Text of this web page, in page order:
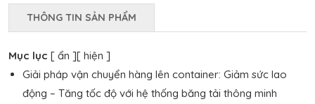
THÔNG TIN SẢN PHẨM
Mục lục [ ẩn ][ hiện ]
Giải pháp vận chuyển hàng lên container: Giảm sức lao
động – Tăng tốc độ với hệ thống băng tải thông minh